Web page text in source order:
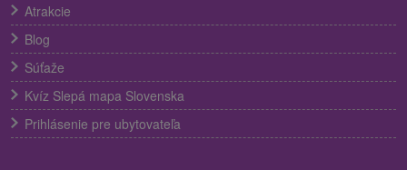
Atrakcie
Blog
Súťaže
Kvíz Slepá mapa Slovenska
Prihlásenie pre ubytovateľa